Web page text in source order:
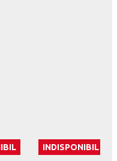
INDISPONIBIL